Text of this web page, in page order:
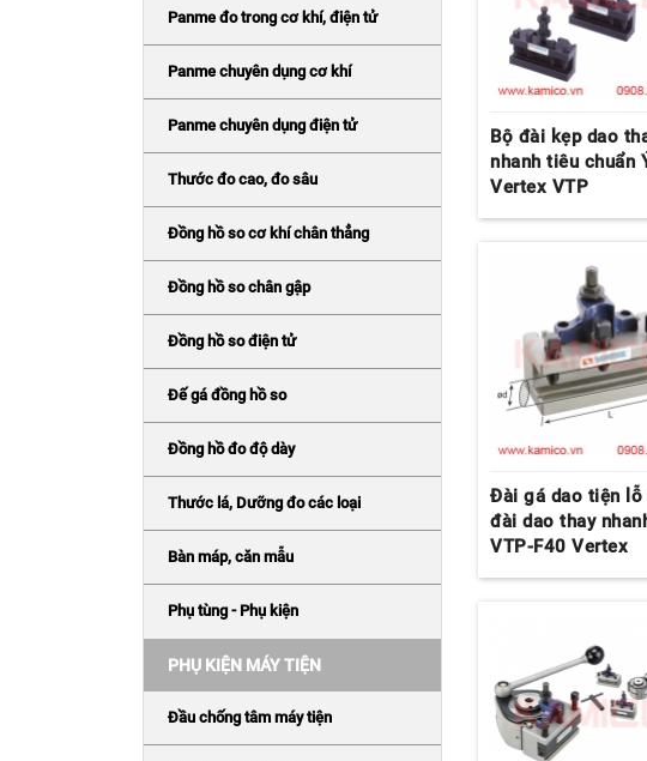
Panme đo trong cơ khí, điện tử
Panme chuyên dụng cơ khí
Panme chuyên dụng điện tử
Thước đo cao, đo sâu
Đồng hồ so cơ khí chân thẳng
Đồng hồ so chân gập
Đồng hồ so điện tử
Đế gá đồng hồ so
Đồng hồ đo độ dày
Thước lá, Dưỡng đo các loại
Bàn máp, căn mẫu
Phụ tùng - Phụ kiện
PHỤ KIỆN MÁY TIỆN
Đầu chống tâm máy tiện
Bộ đài kẹp dao
nhanh tiêu chuẩn
Vertex VTP
Đài gá dao tiện lỗ
đài dao thay
VTP-F40 Vertex